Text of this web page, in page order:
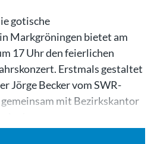
gotische
Markgröningen bietet am
17 Uhr den feierlichen
Erstmals gestaltet
Jörge Becker vom SWR-
mit Bezirkskantor